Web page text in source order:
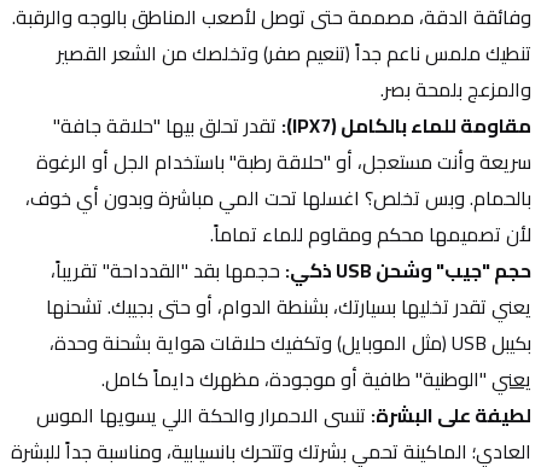
تنطيك ملمس ناعم جداً (تنعيم صفر) وتخلصك من الشعر القصير
والمزعج بلمحة بصر.
مقاومة للماء بالكامل (IPX7):
لأن تصميمها محكم ومقاوم للماء تماماً.
حجم "جيب" وشحن USB ذكي:
بكيبل USB (مثل الموبايل) وتكفيك حلاقات هواية بشحنة وحدة،
يعني "الوطنية" طافية أو موجودة، مظهرك دايماً كامل.
لطيفة على البشرة: